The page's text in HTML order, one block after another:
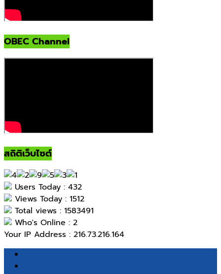
OBEC Channel
สถิติเว็บไซต์
Users Today : 432
Views Today : 1512
Total views : 1583491
Who's Online : 2
Your IP Address : 216.73.216.164